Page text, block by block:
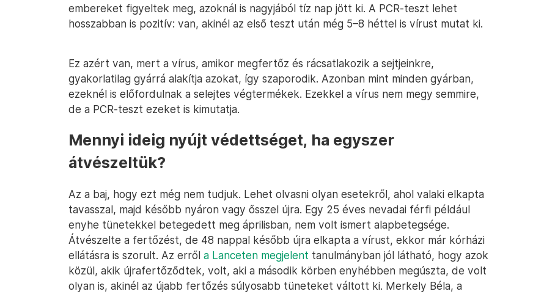
embereket figyeltek meg, azoknál is nagyjából tíz nap jött ki. A PCR-teszt lehet
hosszabban is pozitív: van, akinél az első teszt után még 5–8 héttel is vírust mutat ki.
Ez azért van, mert a vírus, amikor megfertőz és rácsatlakozik a sejtjeinkre,
gyakorlatilag gyárrá alakítja azokat, így szaporodik. Azonban mint minden gyárban,
ezeknél is előfordulnak a selejtes végtermékek. Ezekkel a vírus nem megy semmire,
de a PCR-teszt ezeket is kimutatja.
Mennyi ideig nyújt védettséget, ha egyszer
átvészeltük?
Az a baj, hogy ezt még nem tudjuk. Lehet olvasni olyan esetekről, ahol valaki elkapta
tavasszal, majd később nyáron vagy ősszel újra. Egy 25 éves nevadai férfi például
enyhe tünetekkel betegedett meg áprilisban, nem volt ismert alapbetegsége.
Átvészelte a fertőzést, de 48 nappal később újra elkapta a vírust, ekkor már kórházi
ellátásra is szorult. Az erről a Lanceten megjelent tanulmányban jól látható, hogy azok
közül, akik újrafertőződtek, volt, aki a második körben enyhébben megúszta, de volt
olyan is, akinél az újabb fertőzés súlyosabb tüneteket váltott ki. Merkely Béla, a